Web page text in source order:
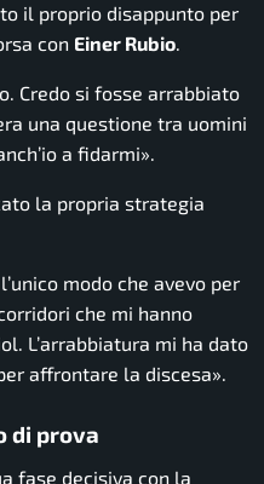
il proprio disappunto per
con Einer Rubio.
Credo si fosse arrabbiato
una questione tra uomini
a fidarmi».
la propria strategia
modo che avevo per
che mi hanno
L’arrabbiatura mi ha dato
affrontare la discesa».
di prova
fase decisiva con la